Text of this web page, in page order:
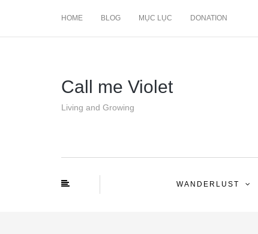
HOME BLOG MỤC LỤC DONATION
Call me Violet
Living and Growing
WANDERLUST